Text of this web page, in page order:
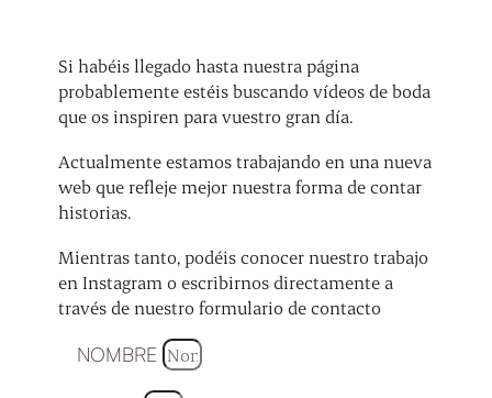
Si habéis llegado hasta nuestra página
probablemente estéis buscando vídeos de boda
que os inspiren para vuestro gran día.
Actualmente estamos trabajando en una nueva
web que refleje mejor nuestra forma de contar
historias.
Mientras tanto, podéis conocer nuestro trabajo
en Instagram o escribirnos directamente a
través de nuestro formulario de contacto
NOMBRE